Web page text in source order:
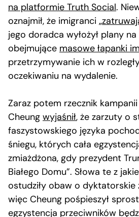
na platformie Truth Social.
oznajmił, że imigranci „
jego doradca wyłożył plany
obejmujące masowe łapanki
przetrzymywanie ich w
oczekiwaniu na wydalenie.
Zaraz potem rzecznik
Cheung wyjaśnił, że zarzuty o
faszystowskiego języka
śniegu, których cała
zmiażdżona, gdy prezydent
Białego Domu”. Słowa te z
ostudziły obaw o dyktatorskie
więc Cheung pośpieszył
egzystencja przeciwników